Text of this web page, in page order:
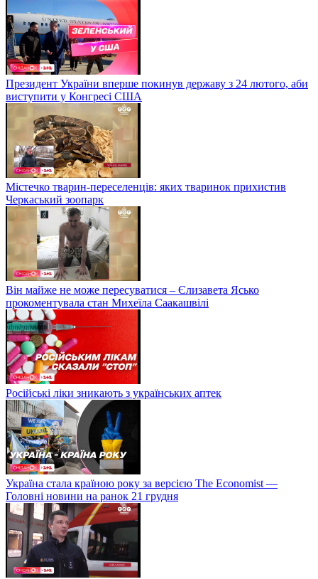
Президент України вперше покинув державу з 24 лютого, аби
виступити у Конгресі США
Містечко тварин-переселенців: яких тваринок прихистив
Черкаський зоопарк
Він майже не може пересуватися – Єлизавета Ясько
прокоментувала стан Михеїла Саакашвілі
Російські ліки зникають з українських аптек
Україна стала країною року за версією The Economist —
Головні новини на ранок 21 грудня